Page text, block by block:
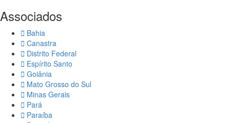
Associados
Bahia
Canastra
Distrito Federal
Espírito Santo
Goiânia
Mato Grosso do Sul
Minas Gerais
Pará
Paraíba